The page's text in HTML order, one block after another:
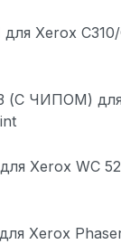
Xerox C310/
(С ЧИПОМ)
Xerox WC
Xerox